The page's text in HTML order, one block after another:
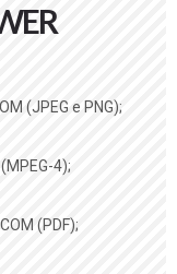
(JPEG e PNG);
4);
(PDF);